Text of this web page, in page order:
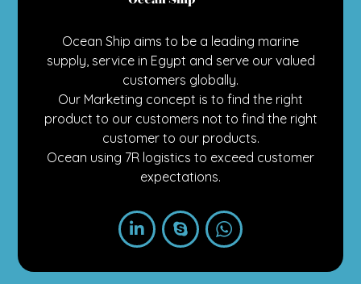
Ocean Ship aims to be a leading marine
supply, service in Egypt and serve our valued
customers globally.
Our Marketing concept is to find the right
product to our customers not to find the right
customer to our products.
Ocean using 7R logistics to exceed customer
expectations.